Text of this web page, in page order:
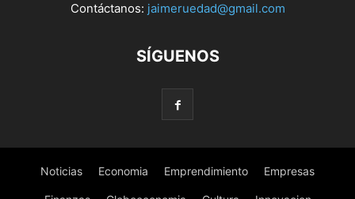
Contáctanos: jaimeruedad@gmail.com
SÍGUENOS
Noticias Economia Emprendimiento Empresas